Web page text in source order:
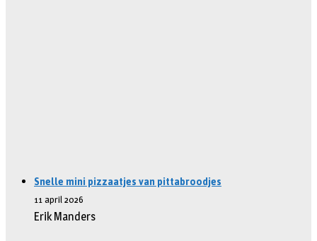
Snelle mini pizzaatjes van pittabroodjes
11 april 2026
Erik Manders